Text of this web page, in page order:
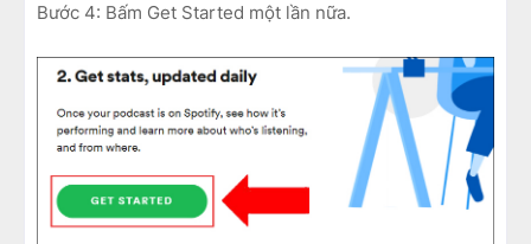
Bước 4: Bấm Get Started một lần nữa.